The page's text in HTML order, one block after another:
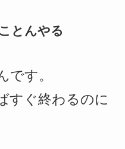
とんやる
です。
すぐ終わるのに